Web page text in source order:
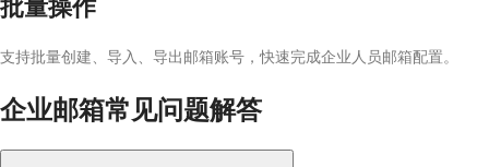
批量操作
支持批量创建、导入、导出邮箱账号，快速完成企业人员邮箱配置。
企业邮箱常见问题解答